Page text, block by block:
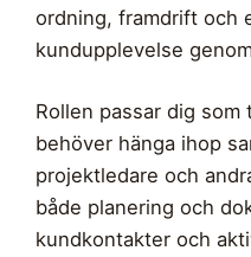
ordning, framdrift och
kundupplevelse
Rollen passar dig som
behöver hänga ihop
projektledare och
både planering och
kundkontakter och